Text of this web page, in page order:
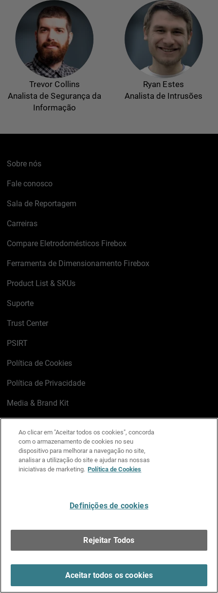
Trevor Collins
Analista de Segurança da
Informação
Ryan Estes
Analista de Intrusões
Sobre nós
Fale conosco
Sala de Reportagem
Carreiras
Compare Eletrodomésticos Firebox
Ferramenta de Dimensionamento Firebox
Product List & SKUs
Suporte
Trust Center
PSIRT
Política de Cookies
Política de Privacidade
Media & Brand Kit
LinkedIn
X FacebookInstagram
YouTube
Ao clicar em "Aceitar todos os cookies", concorda
com o armazenamento de cookies no seu
dispositivo para melhorar a navegação no site,
analisar a utilização do site e ajudar nas nossas
iniciativas de marketing. Política de Cookies
Definições de cookies
Rejeitar Todos
Aceitar todos os cookies